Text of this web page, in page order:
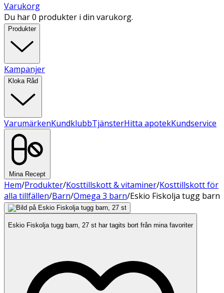
Varukorg
Du har 0 produkter i din varukorg.
Produkter
Kampanjer
Kloka Råd
VarumärkenKundklubbTjänsterHitta apotekKundservice
Mina Recept
Hem/Produkter/Kosttillskott & vitaminer/Kosttillskott för
alla tillfällen/Barn/Omega 3 barn/Eskio Fiskolja tugg barn
Eskio Fiskolja tugg barn, 27 st har tagits bort från mina favoriter